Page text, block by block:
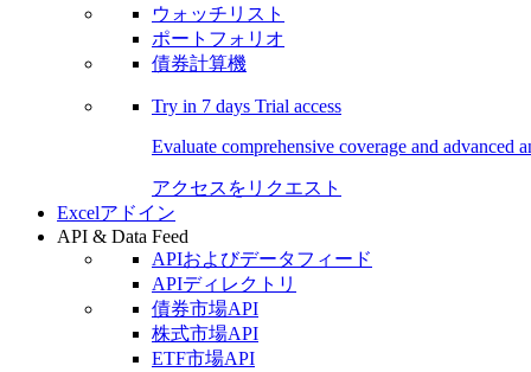
ウォッチリスト
ポートフォリオ
債券計算機
Try in 7 days Trial access
Evaluate comprehensive coverage and advanced
アクセスをリクエスト
Excelアドイン
API & Data Feed
APIおよびデータフィード
APIディレクトリ
債券市場API
株式市場API
ETF市場API